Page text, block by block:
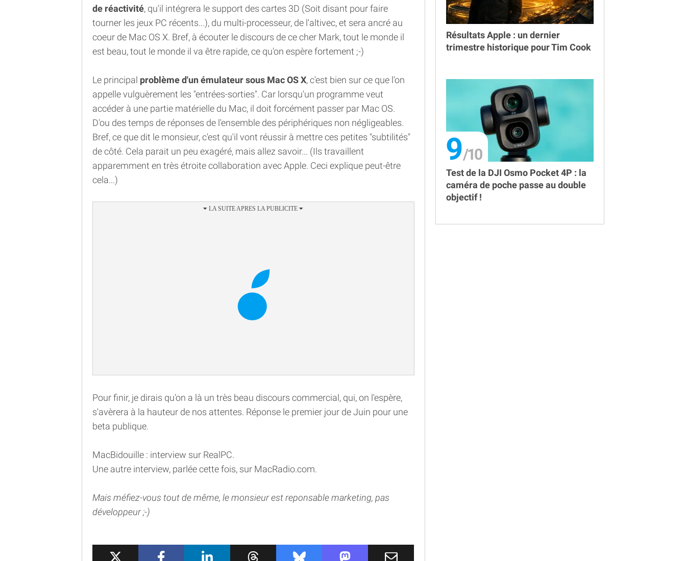
de réactivité, qu'il intégrera le support des cartes 3D (Soit disant pour faire
tourner les jeux PC récents...), du multi-processeur, de l'altivec, et sera ancré au
coeur de Mac OS X. Bref, à écouter le discours de ce cher Mark, tout le monde il
est beau, tout le monde il va être rapide, ce qu'on espère fortement ;-)
Le principal problème d'un émulateur sous Mac OS X, c'est bien sur ce que l'on
appelle vulguèrement les "entrées-sorties". Car lorsqu'un programme veut
accéder à une partie matérielle du Mac, il doit forcément passer par Mac OS.
D'ou des temps de réponses de l'ensemble des périphériques non négligeables.
Bref, ce que dit le monsieur, c'est qu'il vont réussir à mettre ces petites "subtilités"
de côté. Cela parait un peu exagéré, mais allez savoir... (Ils travaillent
apparemment en très étroite collaboration avec Apple. Ceci explique peut-être
cela...)
Pour finir, je dirais qu'on a là un très beau discours commercial, qui, on l'espère,
s'avèrera à la hauteur de nos attentes. Réponse le premier jour de Juin pour une
beta publique.
MacBidouille : interview sur RealPC.
Une autre interview, parlée cette fois, sur MacRadio.com.
Mais méfiez-vous tout de même, le monsieur est reponsable marketing, pas
développeur ;-)
Résultats Apple : un dernier
trimestre historique pour Tim Cook
9
Test de la DJI Osmo Pocket 4P : la
caméra de poche passe au double
objectif !